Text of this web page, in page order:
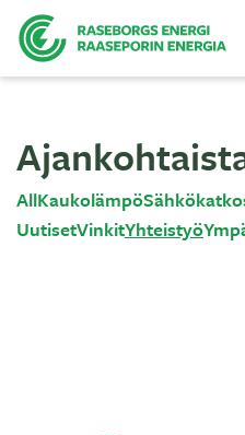
AllKaukolämpö
UutisetVinkitYhteistyö